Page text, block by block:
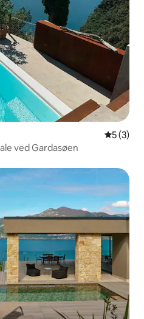
5 ud af 5
5 (3)
ved Gardasøen